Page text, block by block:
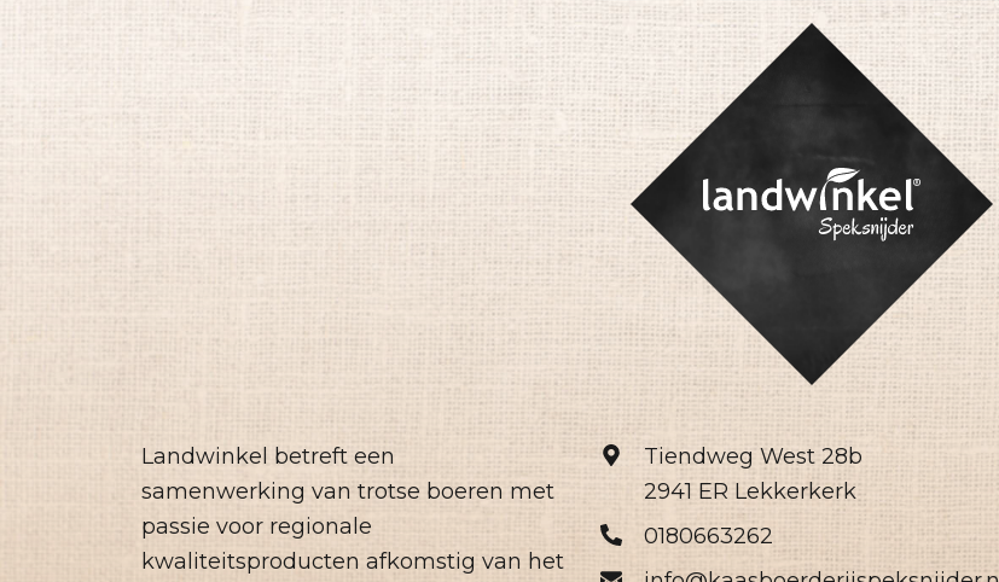
Landwinkel betreft een
samenwerking van trotse boeren met
passie voor regionale
kwaliteitsproducten afkomstig van het
Tiendweg West 28b
2941 ER Lekkerkerk
0180663262